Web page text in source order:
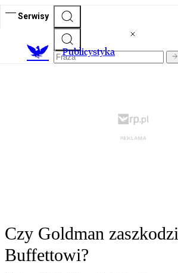
Serwisy
Publicystyka
Czy Goldman zaszkodzi
Buffettowi?